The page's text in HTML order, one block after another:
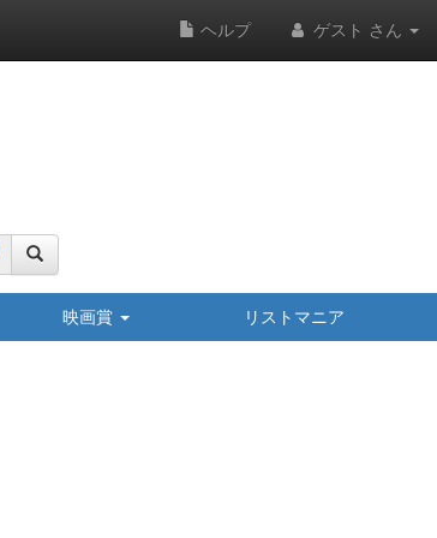
ヘルプ ゲスト さん
映画賞 リストマニア